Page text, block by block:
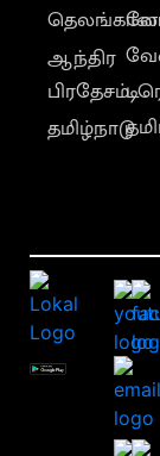
ஆந்திர
பிரதேசம்
தமிழ்நாடு